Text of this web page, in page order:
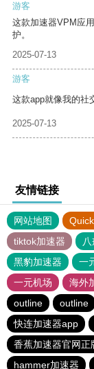
游客
这款加速器VPM应
护。
2025-07-13
游客
这款app就像我的社
2025-07-13
友情链接
网站地图
tiktok加速器
黑豹加速器
一
一元机场
海外
outline
outline
快连加速器app
香蕉加速器官网正
hammer加速器